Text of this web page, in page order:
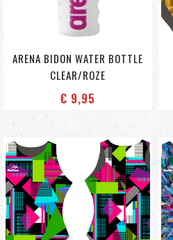
ARENA BIDON WATER BOTTLE
CLEAR/ROZE
€ 9,95